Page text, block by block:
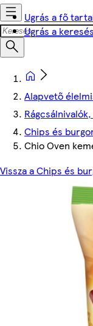
Ugrás a fő
Ugrás a
Alapvető
Chips és
Chio Oven
Vissza a Chips és